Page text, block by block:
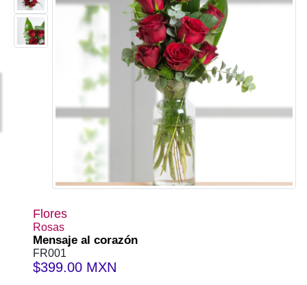
Flores
Rosas
Mensaje al corazón
FR001
$399.00 MXN